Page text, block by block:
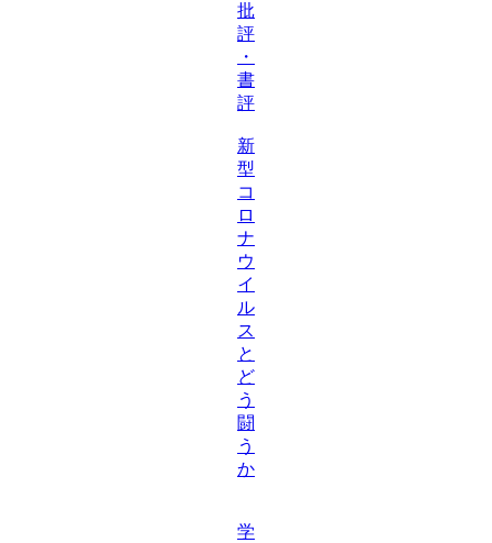
批
評
・
書
評
新
型
コ
ロ
ナ
ウ
イ
ル
ス
と
ど
う
闘
う
か
学